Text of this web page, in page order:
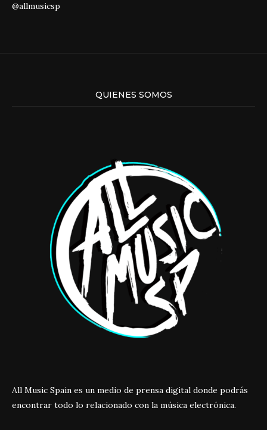
@allmusicsp
QUIENES SOMOS
All Music Spain es un medio de prensa digital donde podrás
encontrar todo lo relacionado con la música electrónica.